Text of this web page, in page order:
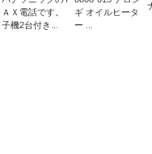
ＡＸ電話です。
子機2台付き...
ギ オイルヒータ
ー ...